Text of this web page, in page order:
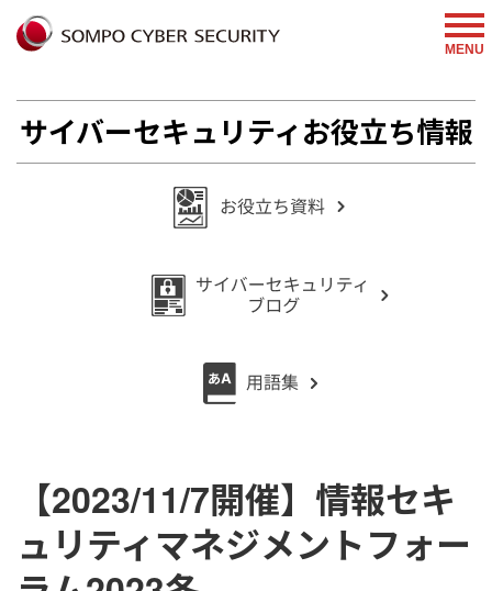
MENU
サイバーセキュリティお役立ち情報
【2023/11/7開催】情報セキ
ュリティマネジメントフォー